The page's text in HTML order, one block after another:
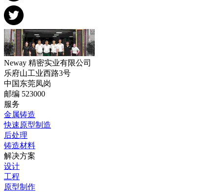
Neway 精密实业有限公司
乐府山工业西路3号
中国东莞凤岗
邮编 523000
服务
金属铸造
快速原型制造
后处理
铸造材料
解决方案
设计
工程
原型制作